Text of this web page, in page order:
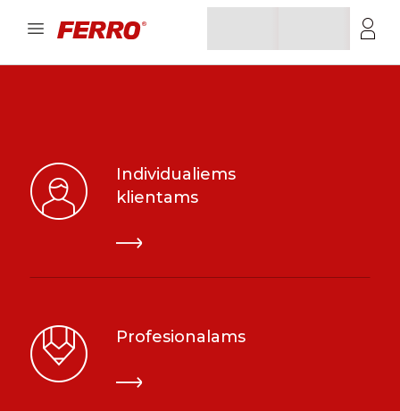
Individualiems
klientams
Profesionalams